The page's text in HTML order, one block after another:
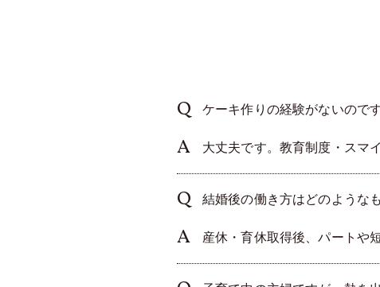
ケーキ作りの経験がないので
大丈夫です。教育制度・スマ
結婚後の働き方はどのような
産休・育休取得後、パートや